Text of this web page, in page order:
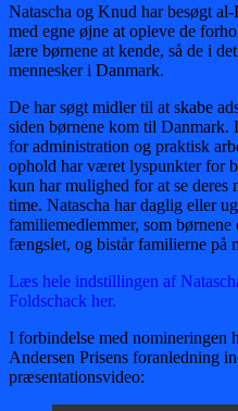
Natascha og Knud har besøgt
med egne øjne at opleve de
lære børnene at kende, så de i
mennesker i Danmark.
De har søgt midler til at skabe
siden børnene kom til Danmark.
for administration og praktisk
ophold har været lyspunkter for
kun har mulighed for at se deres
time. Natascha har daglig eller
familiemedlemmer, som
fængslet, og bistår familierne på
Læs hele indstillingen af
Foldschack her.
I forbindelse med nomineringen
Andersen Prisens foranledning
præsentationsvideo: